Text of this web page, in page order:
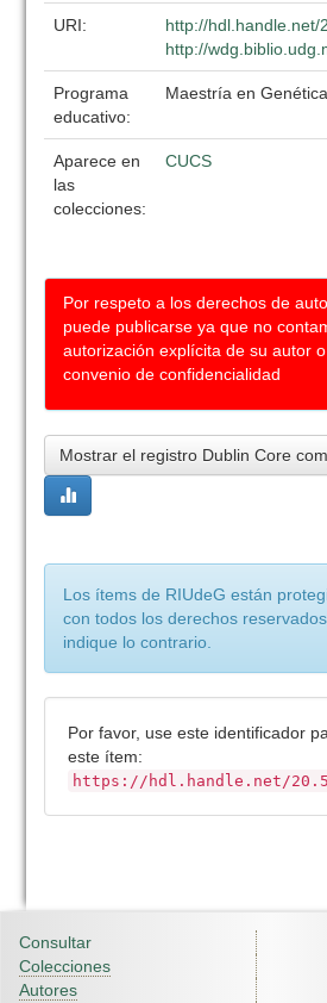
URI:
http://hdl.handle.net/
http://
Programa
educativo:
Maestría en
Aparece en
las
colecciones:
CUCS
Por respeto a los derechos de
puede publicarse ya que no
autorización explícita de su autor
convenio de confidencialidad
Mostrar el registro Dublin Core
Los ítems de RIUdeG están
con todos los derechos
indique lo contrario.
Por favor, use este identificador
este ítem:
https://hdl.handle.net/
Consultar
Colecciones
Autores